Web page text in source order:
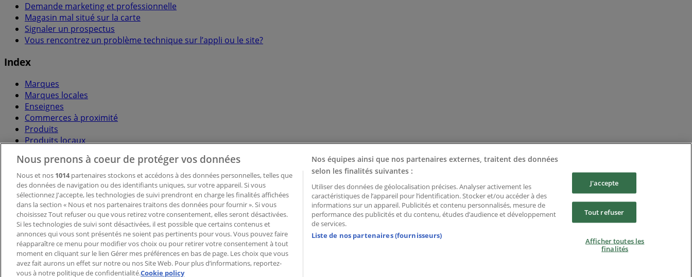
Demande marketing et professionnelle
Magasin mal situé sur la carte
Signaler un prospectus
Vous rencontrez un problème technique sur l’appli ou le site?
Index
Marques
Marques locales
Enseignes
Commerces à proximité
Produits
Produits locaux
Télécharger l'appli Tiendeo
Copyright © Tiendeo ® 2026 · Shopfully Marketing S.L.U. – Palau de Mar – 08039 Barcelona, Spain
Conditions généralesPolitique de confidentialité
Nous prenons à coeur de protéger vos données
Nous et nos 1014partenaires stockons et accédons à des données personnelles, telles que
des données de navigation ou des identifiants uniques, sur votre appareil. Si vous
sélectionnez J'accepte, les technologies de suivi prendront en charge les finalités affichées
dans la section « Nous et nos partenaires traitons des données pour fournir ». Si vous
choisissez Tout refuser ou que vous retirez votre consentement, elles seront désactivées.
Si les technologies de suivi sont désactivées, il est possible que certains contenus et
annonces qui vous sont présentés ne soient pas pertinents pour vous. Vous pouvez faire
réapparaître ce menu pour modifier vos choix ou pour retirer votre consentement à tout
moment en cliquant sur le lien Gérer mes préférences en bas de page. Les choix que vous
avez fait aurons un effet sur notre ou nos Site Web. Pour plus d’informations, reportez-
vous à notre politique de confidentialité.Cookie policy
Nos équipes ainsi que nos partenaires externes, traitent des données
selon les finalités suivantes :
Utiliser des données de géolocalisation précises. Analyser activement les
caractéristiques de l’appareil pour l’identification. Stocker et/ou accéder à des
informations sur un appareil. Publicités et contenu personnalisés, mesure de
performance des publicités et du contenu, études d’audience et développement
de services.
Liste de nos partenaires (fournisseurs)
J'accepte
Tout refuser
Afficher toutes les
finalités